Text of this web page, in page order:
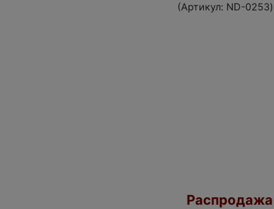
(Артикул: ND-0253)
Распродажа